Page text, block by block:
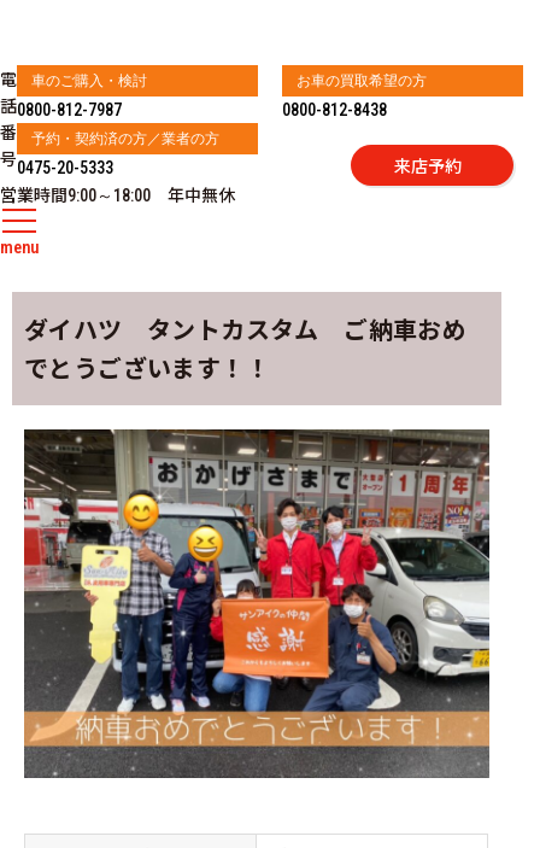
電
話
番
号
車のご購入・検討
0800-812-7987
お車の買取希望の方
0800-812-8438
予約・契約済の方／業者の方
0475-20-5333
営業時間9:00～18:00 年中無休
来店予約
menu
ダイハツ タントカスタム ご納車おめ
でとうございます！！